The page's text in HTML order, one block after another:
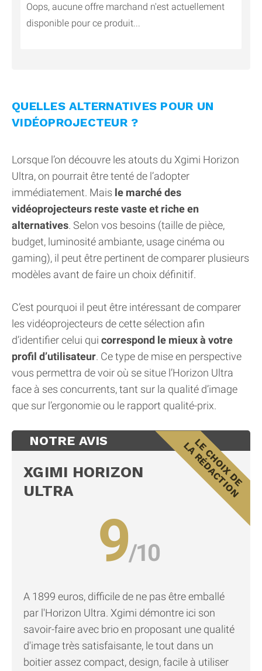
Oops, aucune offre marchand n'est actuellement
disponible pour ce produit...
QUELLES ALTERNATIVES POUR UN
VIDÉOPROJECTEUR ?
Lorsque l’on découvre les atouts du Xgimi Horizon
Ultra, on pourrait être tenté de l’adopter
immédiatement. Mais le marché des
vidéoprojecteurs reste vaste et riche en
alternatives. Selon vos besoins (taille de pièce,
budget, luminosité ambiante, usage cinéma ou
gaming), il peut être pertinent de comparer plusieurs
modèles avant de faire un choix définitif.
C’est pourquoi il peut être intéressant de comparer
les vidéoprojecteurs de cette sélection afin
d’identifier celui qui correspond le mieux à votre
profil d’utilisateur. Ce type de mise en perspective
vous permettra de voir où se situe l’Horizon Ultra
face à ses concurrents, tant sur la qualité d’image
que sur l’ergonomie ou le rapport qualité-prix.
NOTRE AVIS
XGIMI HORIZON
ULTRA
9
A 1899 euros, difficile de ne pas être emballé
par l'Horizon Ultra. Xgimi démontre ici son
savoir-faire avec brio en proposant une qualité
d'image très satisfaisante, le tout dans un
boitier assez compact, design, facile à utiliser